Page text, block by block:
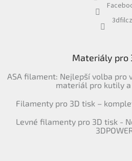
3dfilcz
Materiály pro
ASA filament: Nejlepší volba pro
materiál pro kutily
Filamenty pro 3D tisk –
Levné filamenty pro 3D tisk -